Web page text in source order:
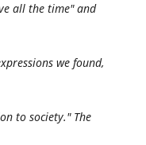
all the time" and
we found,
to society." The